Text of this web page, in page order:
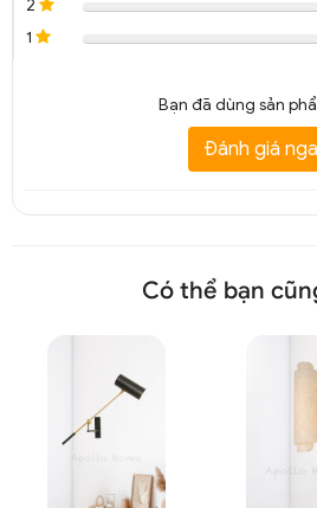
Đèn treo tường thủy tinh hiện
2
1
Bạn đã dùng sản
Đánh giá
Có thể bạn